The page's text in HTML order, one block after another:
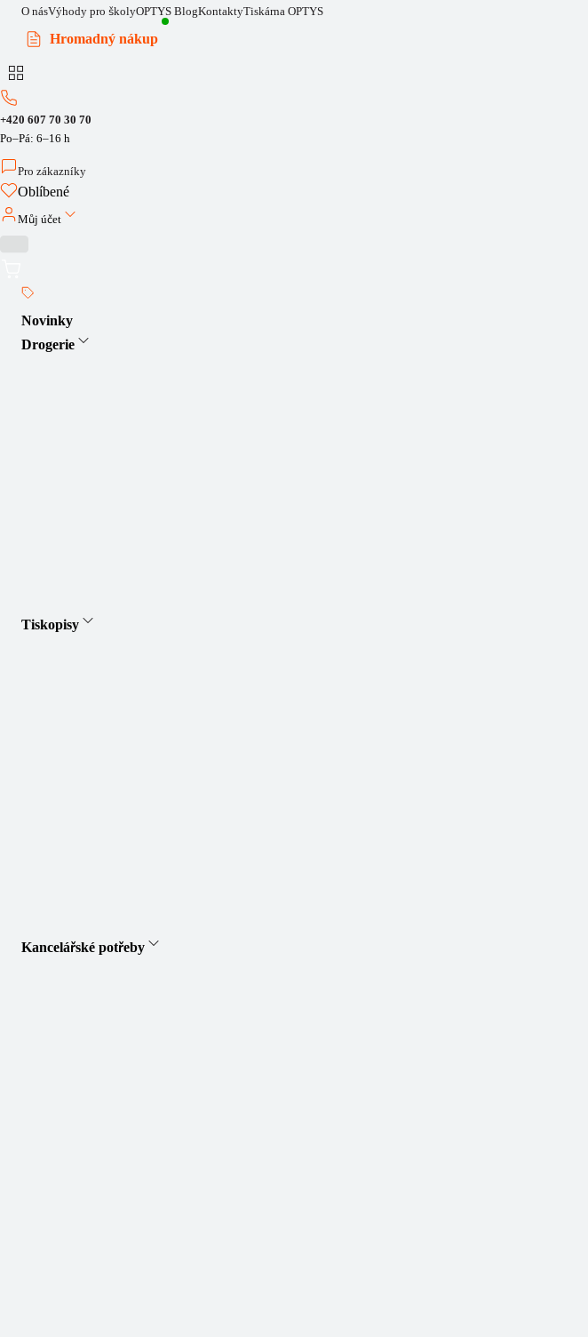
O násVýhody pro školyOPTYS BlogKontaktyTiskárna OPTYS
Hromadný nákup
+420 607 70 30 70
Po–Pá: 6–16 h
Pro zákazníky
Oblíbené
Můj účet
Novinky
Drogerie
Tiskopisy
Kancelářské potřeby